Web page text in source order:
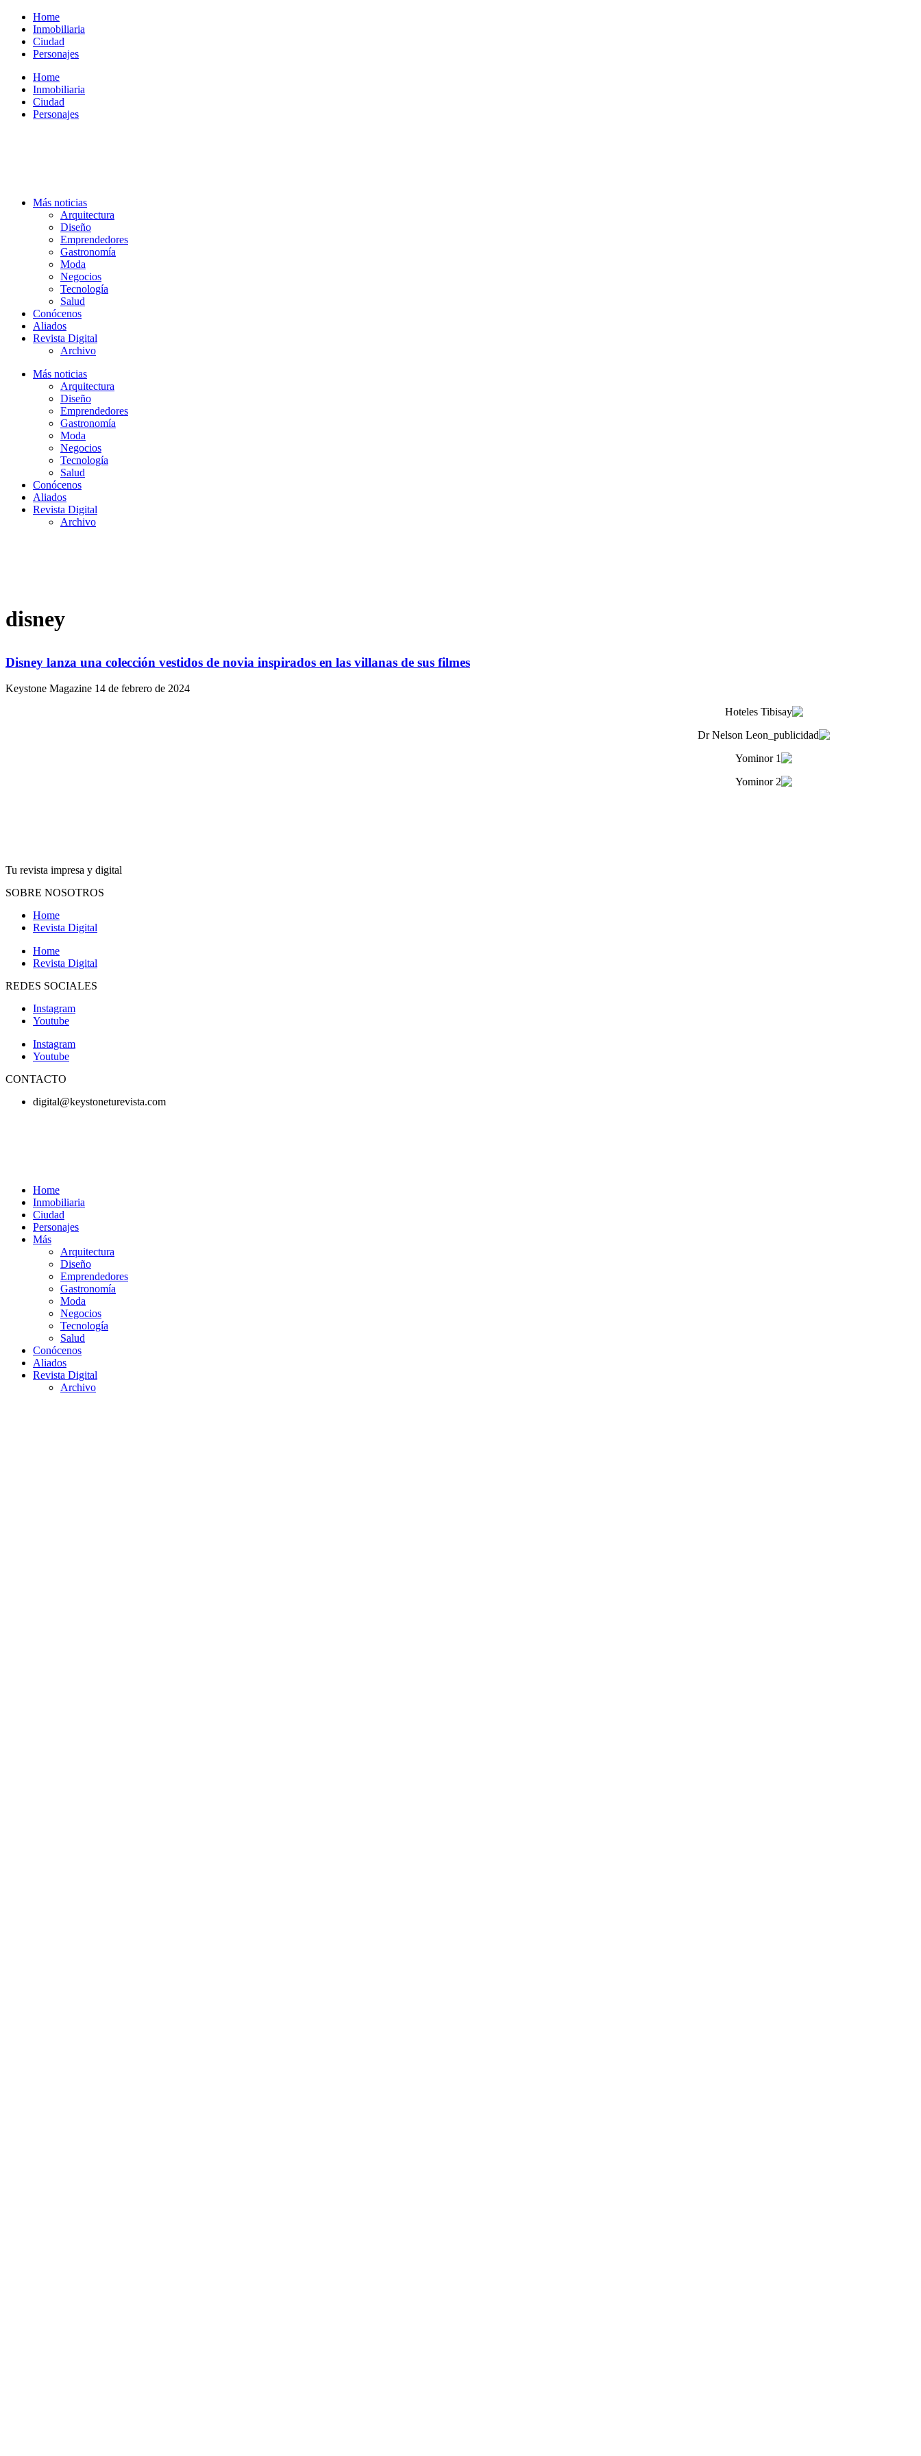
contenido
Home
Inmobiliaria
Ciudad
Personajes
Home
Inmobiliaria
Ciudad
Personajes
Más noticias
Arquitectura
Diseño
Emprendedores
Gastronomía
Moda
Negocios
Tecnología
Salud
Conócenos
Aliados
Revista Digital
Archivo
Más noticias
Arquitectura
Diseño
Emprendedores
Gastronomía
Moda
Negocios
Tecnología
Salud
Conócenos
Aliados
Revista Digital
Archivo
disney
Disney lanza una colección vestidos de novia inspirados en las villanas de sus filmes
Keystone Magazine 14 de febrero de 2024
Tu revista impresa y digital
SOBRE NOSOTROS
Home
Revista Digital
Home
Revista Digital
REDES SOCIALES
Instagram
Youtube
Instagram
Youtube
CONTACTO
digital@keystoneturevista.com
Home
Inmobiliaria
Ciudad
Personajes
Más
Arquitectura
Diseño
Emprendedores
Gastronomía
Moda
Negocios
Tecnología
Salud
Conócenos
Aliados
Revista Digital
Archivo